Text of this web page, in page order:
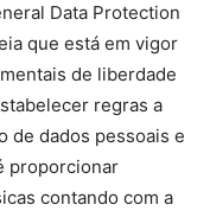
Data Protection
que está em vigor
de liberdade
regras a
de dados pessoais e
proporcionar
contando com a